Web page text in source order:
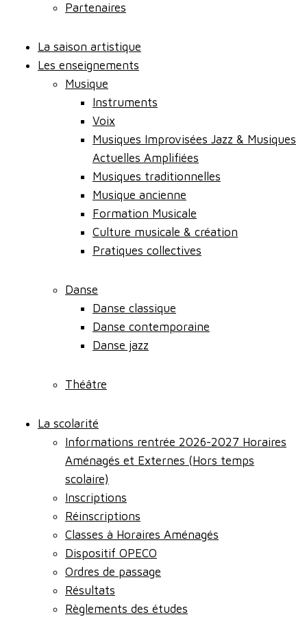
Partenaires
La saison artistique
Les enseignements
Musique
Instruments
Voix
Musiques Improvisées Jazz & Musiques
Actuelles Amplifiées
Musiques traditionnelles
Musique ancienne
Formation Musicale
Culture musicale & création
Pratiques collectives
Danse
Danse classique
Danse contemporaine
Danse jazz
Théâtre
La scolarité
Informations rentrée 2026-2027 Horaires
Aménagés et Externes (Hors temps
scolaire)
Inscriptions
Réinscriptions
Classes à Horaires Aménagés
Dispositif OPECO
Ordres de passage
Résultats
Règlements des études